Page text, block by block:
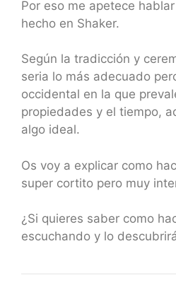
Por eso me apetece
hecho en Shaker.
Según la tradicción y
seria lo más adecuado
occidental en la que
propiedades y el tiempo,
algo ideal.
Os voy a explicar como
super cortito pero muy
¿Si quieres saber como
escuchando y lo